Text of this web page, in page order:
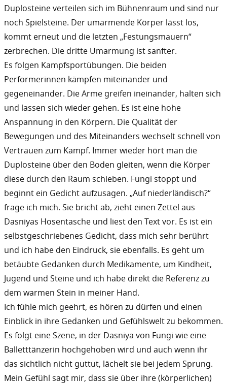
Duplosteine verteilen sich im Bühnenraum und sind nur
noch Spielsteine. Der umarmende Körper lässt los,
kommt erneut und die letzten „Festungsmauern“
zerbrechen. Die dritte Umarmung ist sanfter.
Es folgen Kampfsportübungen. Die beiden
Performerinnen kämpfen miteinander und
gegeneinander. Die Arme greifen ineinander, halten sich
und lassen sich wieder gehen. Es ist eine hohe
Anspannung in den Körpern. Die Qualität der
Bewegungen und des Miteinanders wechselt schnell von
Vertrauen zum Kampf. Immer wieder hört man die
Duplosteine über den Boden gleiten, wenn die Körper
diese durch den Raum schieben. Fungi stoppt und
beginnt ein Gedicht aufzusagen. „Auf niederländisch?“
frage ich mich. Sie bricht ab, zieht einen Zettel aus
Dasniyas Hosentasche und liest den Text vor. Es ist ein
selbstgeschriebenes Gedicht, dass mich sehr berührt
und ich habe den Eindruck, sie ebenfalls. Es geht um
betäubte Gedanken durch Medikamente, um Kindheit,
Jugend und Steine und ich habe direkt die Referenz zu
dem warmen Stein in meiner Hand.
Ich fühle mich geehrt, es hören zu dürfen und einen
Einblick in ihre Gedanken und Gefühlswelt zu bekommen.
Es folgt eine Szene, in der Dasniya von Fungi wie eine
Balletttänzerin hochgehoben wird und auch wenn ihr
das sichtlich nicht guttut, lächelt sie bei jedem Sprung.
Mein Gefühl sagt mir, dass sie über ihre (körperlichen)